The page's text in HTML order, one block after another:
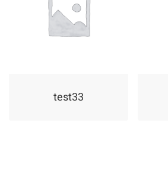
test33